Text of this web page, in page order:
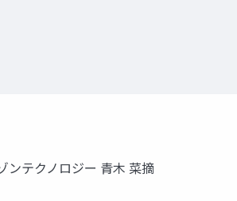
ンテクノロジー 青木 菜摘